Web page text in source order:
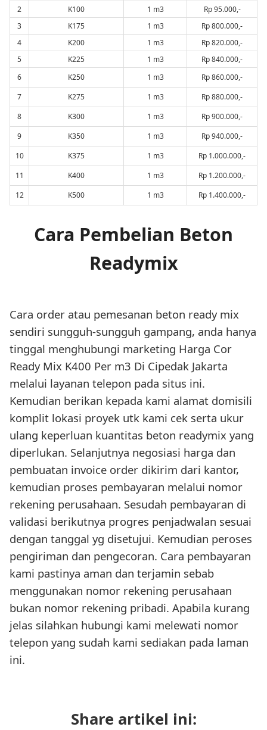
2 K100 1 m3
Rp 95.000,-
3
K175 1 m3
Rp 800.000,-
4
K200 1 m3
Rp 820.000,-
5
K225 1 m3
Rp 840.000,-
6
K250 1 m3
Rp 860.000,-
7
K275 1 m3
Rp 880.000,-
8
K300 1 m3
Rp 900.000,-
9
K350 1 m3
Rp 940.000,-
10
K375 1 m3
Rp 1.000.000,-
11
K400 1 m3
Rp 1.200.000,-
12
K500 1 m3 Rp 1.400.000,-
Cara Pembelian Beton
Readymix
Cara order atau pemesanan beton ready mix
sendiri sungguh-sungguh gampang, anda hanya
tinggal menghubungi marketing Harga Cor
Ready Mix K400 Per m3 Di Cipedak Jakarta
melalui layanan telepon pada situs ini.
Kemudian berikan kepada kami alamat domisili
komplit lokasi proyek utk kami cek serta ukur
ulang keperluan kuantitas beton readymix yang
diperlukan. Selanjutnya negosiasi harga dan
pembuatan invoice order dikirim dari kantor,
kemudian proses pembayaran melalui nomor
rekening perusahaan. Sesudah pembayaran di
validasi berikutnya progres penjadwalan sesuai
dengan tanggal yg disetujui. Kemudian peroses
pengiriman dan pengecoran. Cara pembayaran
kami pastinya aman dan terjamin sebab
menggunakan nomor rekening perusahaan
bukan nomor rekening pribadi. Apabila kurang
jelas silahkan hubungi kami melewati nomor
telepon yang sudah kami sediakan pada laman
ini.
Share artikel ini: